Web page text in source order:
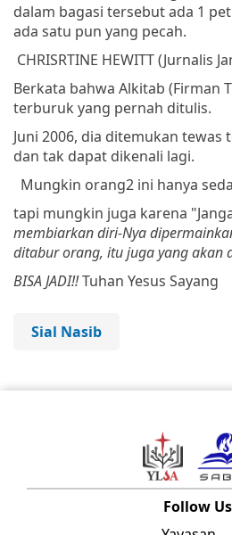
dalam bagasi tersebut ada 1
ada satu pun yang pecah.
CHRISRTINE HEWITT (Jurnalis
Berkata bahwa Alkitab (Firman
terburuk yang pernah ditulis.
Juni 2006, dia ditemukan tewas
dan tak dapat dikenali lagi.
Mungkin orang2 ini hanya
tapi mungkin juga karena "
membiarkandiri-Nya
ditaburorang, itujugayangakan
BISA JADI!!Tuhan Yesus Sayang
Sial Nasib
Follow